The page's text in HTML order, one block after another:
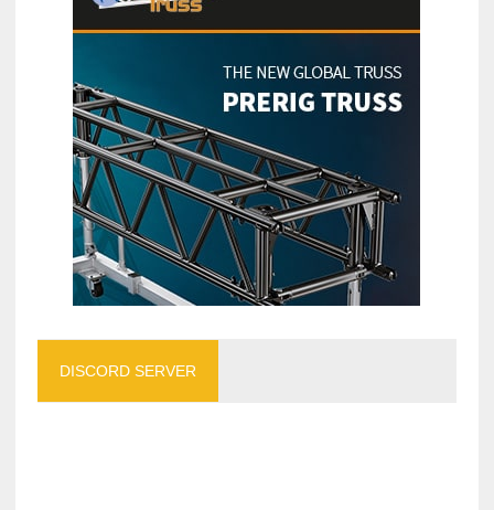
DISCORD SERVER